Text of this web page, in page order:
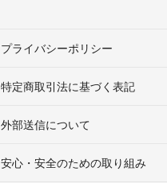
プライバシーポリシー
特定商取引法に基づく表記
外部送信について
安心・安全のための取り組み